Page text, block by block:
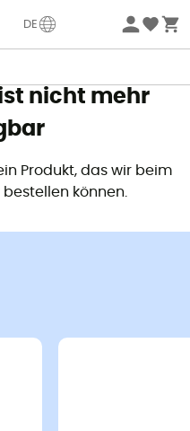
DE
ab 2 Produkten* Code
nicht mehr
Produkt, das wir beim
können.